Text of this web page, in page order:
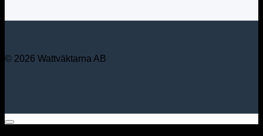
© 2026 Wattväktarna AB